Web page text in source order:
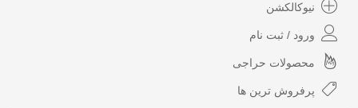
نیوکالکشن
ورود / ثبت نام
محصولات حراجی
پرفروش ترین ها